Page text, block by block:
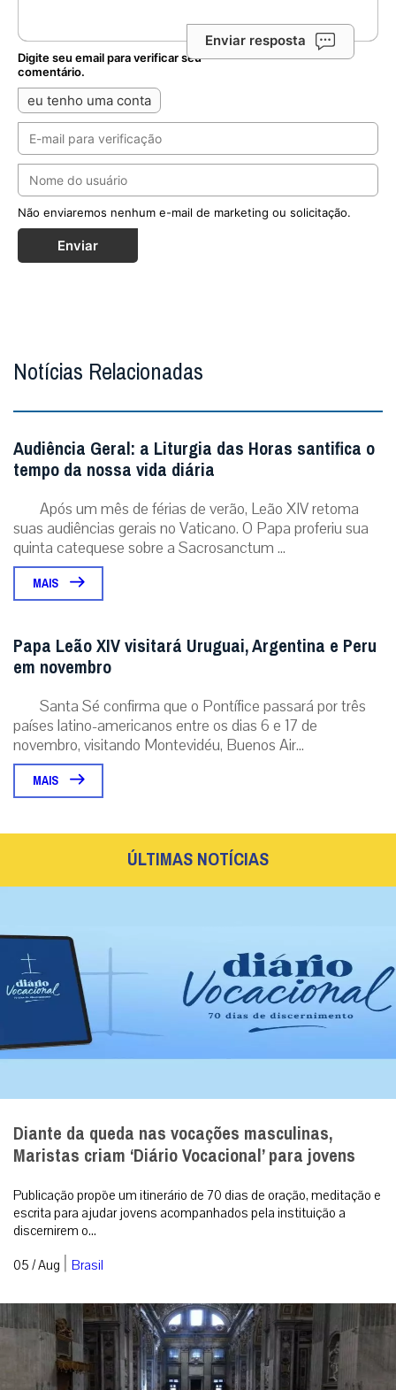
tempo da nossa vida diária
Após um mês de férias de verão, Leão XIV retoma
suas audiências gerais no Vaticano. O Papa proferiu sua
quinta catequese sobre a Sacrosanctum ...
MAIS
Papa Leão XIV visitará Uruguai, Argentina e Peru
em novembro
Santa Sé confirma que o Pontífice passará por três
ÚLTIMAS NOTÍCIAS
Diante da queda nas vocações masculinas,
Maristas criam ‘Diário Vocacional’ para jovens
Publicação propõe um itinerário de 70 dias de oração, meditação e
escrita para ajudar jovens acompanhados pela instituição a
discernirem o...
|
Audiência Geral: a Liturgia das Horas santifica o
tempo da nossa vida diária
Após um mês de férias de verão, Leão XIV retoma suas
catequese sobre a Sacrosanctum ...
05 / Aug|Roma